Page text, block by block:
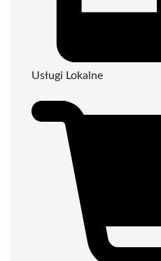
Usługi Lokalne